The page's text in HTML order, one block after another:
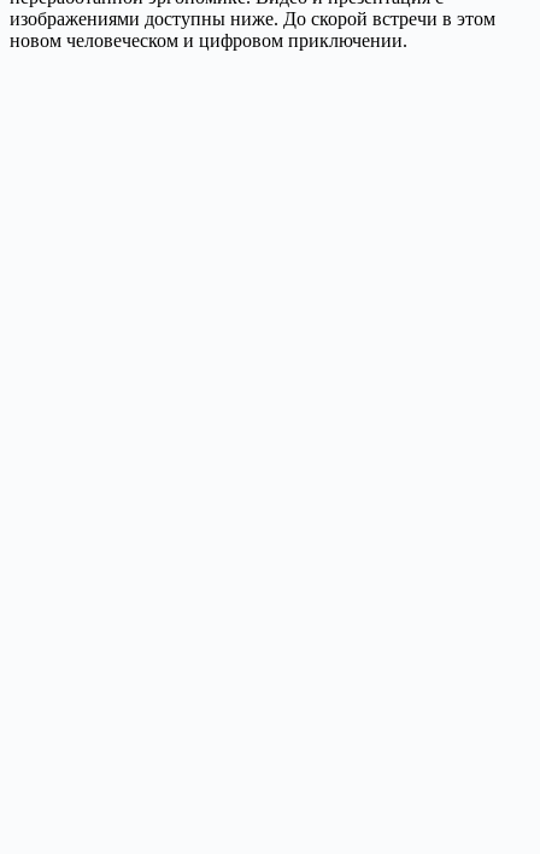
изображениями доступны ниже. До скорой встречи в этом
новом человеческом и цифровом приключении.